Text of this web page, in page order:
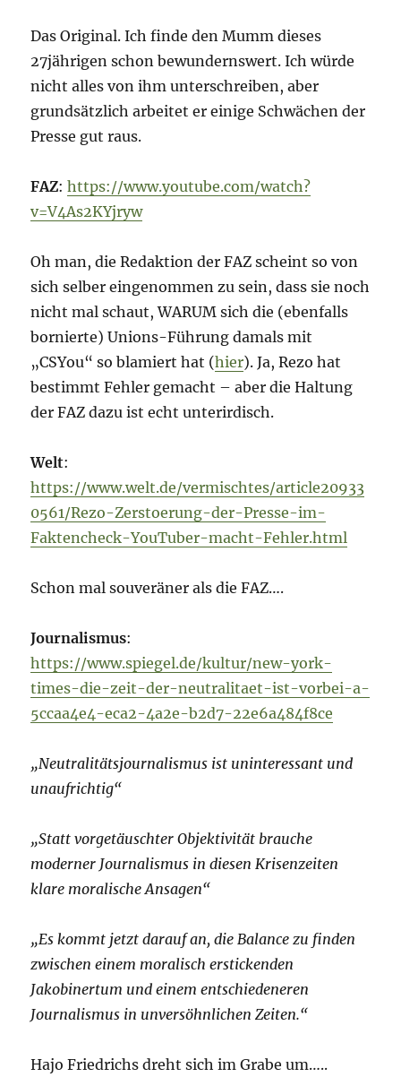
Das Original. Ich finde den Mumm dieses
27jährigen schon bewundernswert. Ich würde
nicht alles von ihm unterschreiben, aber
grundsätzlich arbeitet er einige Schwächen der
Presse gut raus.
FAZ:https://www.youtube.com/watch?
v=V4As2KYjryw
Oh man, die Redaktion der FAZ scheint so von
sich selber eingenommen zu sein, dass sie noch
nicht mal schaut, WARUM sich die (ebenfalls
bornierte) Unions-Führung damals mit
„CSYou“ so blamiert hat (hier). Ja, Rezo hat
bestimmt Fehler gemacht – aber die Haltung
der FAZ dazu ist echt unterirdisch.
Welt:
https://www.welt.de/vermischtes/article20933
0561/Rezo-Zerstoerung-der-Presse-im-
Faktencheck-YouTuber-macht-Fehler.html
Schon mal souveräner als die FAZ….
Journalismus:
https://www.spiegel.de/kultur/new-york-
times-die-zeit-der-neutralitaet-ist-vorbei-a-
5ccaa4e4-eca2-4a2e-b2d7-22e6a484f8ce
„Neutralitätsjournalismus ist uninteressant und
unaufrichtig“
„Statt vorgetäuschter Objektivität brauche
moderner Journalismus in diesen Krisenzeiten
klare moralische Ansagen“
„Es kommt jetzt darauf an, die Balance zu finden
zwischen einem moralisch erstickenden
Jakobinertum und einem entschiedeneren
Journalismus in unversöhnlichen Zeiten.“
Hajo Friedrichs dreht sich im Grabe um…..